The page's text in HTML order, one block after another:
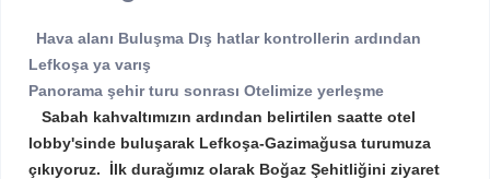
Hava alanı Buluşma Dış hatlar kontrollerin ardından
Lefkoşa ya varış
Panorama şehir turu sonrası Otelimize yerleşme
Sabah kahvaltımızın ardından belirtilen saatte otel
lobby'sinde buluşarak Lefkoşa-Gazimağusa turumuza
çıkıyoruz. İlk durağımız olarak Boğaz Şehitliğini ziyaret